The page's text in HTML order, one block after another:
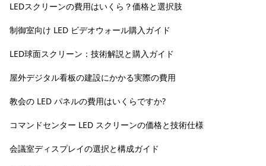
LEDスクリーンの費用はいくら？価格と選択肢
制御室向け LED ビデオウォール購入ガイド
LED球面スクリーン：技術解説と購入ガイド
屋外デジタル看板の建設にかかる実際の費用
教会の LED パネルの費用はいくらですか?
コマンドセンター LED スクリーンの価格と技術仕様
会議室ディスプレイの選択と構成ガイド